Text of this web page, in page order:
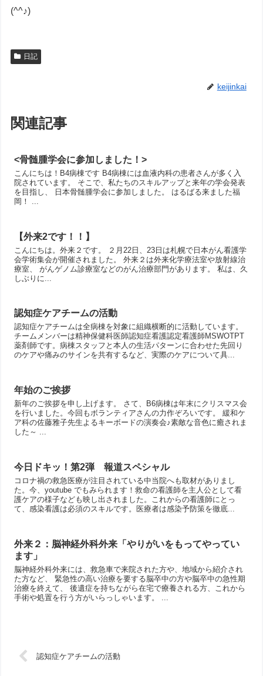
(^^♪)
日記
keijinkai
関連記事
<骨髄腫学会に参加しました！>
こんにちは！B4病棟です B4病棟には血液内科の患者さんが多く入
院されています。 そこで、私たちのスキルアップと来年の学会発表
を目指し、 日本骨髄腫学会に参加しました。 はるばる来ました福
岡！ ...
【外来2です！！】
こんにちは。外来２です。 ２月22日、23日は札幌で日本がん看護学
会学術集会が開催されました。 外来２は外来化学療法室や放射線治
療室、 がんゲノム診療室などのがん治療部門があります。 私は、久
しぶりに...
認知症ケアチームの活動
認知症ケアチームは全病棟を対象に組織横断的に活動しています。
チームメンバーは精神保健科医師認知症看護認定看護師MSWOTPT
薬剤師です。病棟スタッフと本人の生活パターンに合わせた先回り
のケアや痛みのサインを共有するなど、実際のケアについて具...
年始のご挨拶
新年のご挨拶を申し上げます。 さて、B6病棟は年末にクリスマス会
を行いました。今回もボランティアさんの力作ぞろいです。 緩和ケ
ア科の佐藤雅子先生よるキーボードの演奏会♪素敵な音色に癒されま
した～ ...
今日ドキッ！第2弾 報道スペシャル
コロナ禍の救急医療が注目されている中当院へも取材がありまし
た。今、youtube でもみられます！救命の看護師を主人公として看
護ケアの様子なども映し出されました。これからの看護師にとっ
て、感染看護は必須のスキルです。医療者は感染予防策を徹底...
外来２：脳神経外科外来「やりがいをもってやってい
ます」
脳神経外科外来には、救急車で来院された方や、地域から紹介され
た方など、 緊急性の高い治療を要する脳卒中の方や脳卒中の急性期
治療を終えて、 後遺症を持ちながら在宅で療養される方、これから
手術や処置を行う方がいらっしゃいます。 ...
認知症ケアチームの活動